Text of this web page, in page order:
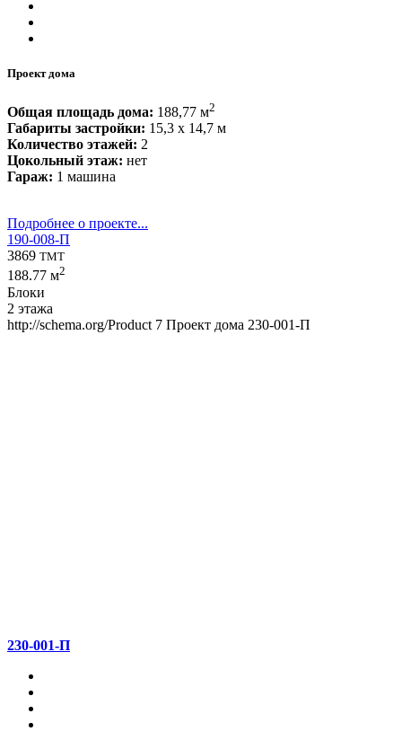
Проект дома
Общая площадь дома: 188,77 м2
Габариты застройки: 15,3 x 14,7 м
Количество этажей: 2
Цокольный этаж: нет
Гараж: 1 машина
Подробнее о проекте...
190-008-П
3869 TMT
188.77 м2
Блоки
2 этажа
http://schema.org/Product 7 Проект дома 230-001-П
230-001-П